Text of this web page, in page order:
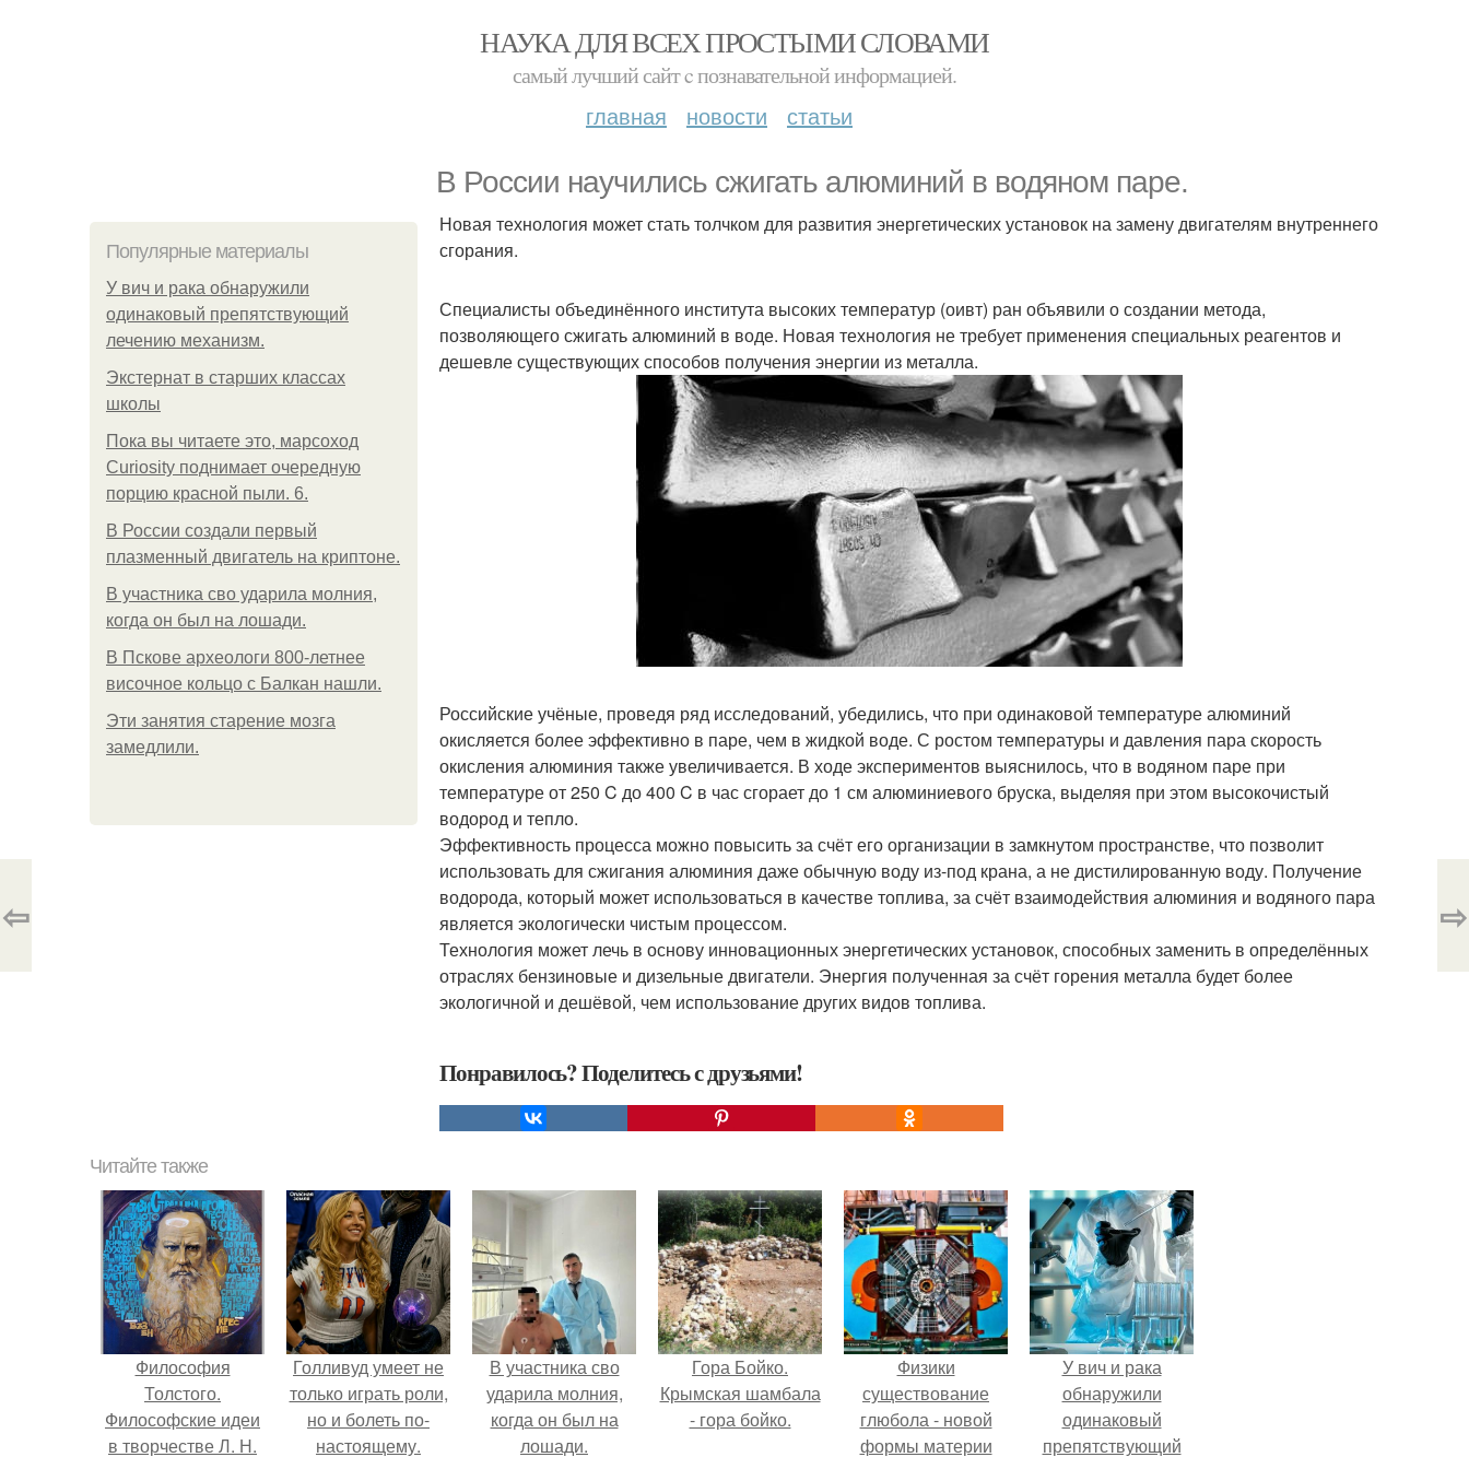
НАУКА ДЛЯ ВСЕХ ПРОСТЫМИ СЛОВАМИ
самый лучший сайт c познавательной информацией.
главная новости статьи
В России научились сжигать алюминий в водяном паре.
Популярные материалы
У вич и рака обнаружили
одинаковый препятствующий
лечению механизм.
Экстернат в старших классах
школы
Пока вы читаете это, марсоход
Curiosity поднимает очередную
порцию красной пыли. 6.
В России создали первый
плазменный двигатель на криптоне.
В участника сво ударила молния,
когда он был на лошади.
В Пскове археологи 800-летнее
височное кольцо с Балкан нашли.
Эти занятия старение мозга
замедлили.
Новая технология может стать толчком для развития энергетических установок на замену двигателям внутреннего
сгорания.
Специалисты объединённого института высоких температур (оивт) ран объявили о создании метода,
позволяющего сжигать алюминий в воде. Новая технология не требует применения специальных реагентов и
дешевле существующих способов получения энергии из металла.
Российские учёные, проведя ряд исследований, убедились, что при одинаковой температуре алюминий
окисляется более эффективно в паре, чем в жидкой воде. С ростом температуры и давления пара скорость
окисления алюминия также увеличивается. В ходе экспериментов выяснилось, что в водяном паре при
температуре от 250 C до 400 C в час сгорает до 1 см алюминиевого бруска, выделяя при этом высокочистый
водород и тепло.
Эффективность процесса можно повысить за счёт его организации в замкнутом пространстве, что позволит
использовать для сжигания алюминия даже обычную воду из-под крана, а не дистилированную воду. Получение
водорода, который может использоваться в качестве топлива, за счёт взаимодействия алюминия и водяного пара
является экологически чистым процессом.
Технология может лечь в основу инновационных энергетических установок, способных заменить в определённых
отраслях бензиновые и дизельные двигатели. Энергия полученная за счёт горения металла будет более
экологичной и дешёвой, чем использование других видов топлива.
Понравилось? Поделитесь с друзьями!
⇦ ⇨
Читайте также
Философия
Толстого.
Философские идеи
в творчестве Л. Н.
Голливуд умеет не
только играть роли,
но и болеть по-
настоящему.
В участника сво
ударила молния,
когда он был на
лошади.
Гора Бойко.
Крымская шамбала
- гора бойко.
Физики
существование
глюбола - новой
формы материи
У вич и рака
обнаружили
одинаковый
препятствующий